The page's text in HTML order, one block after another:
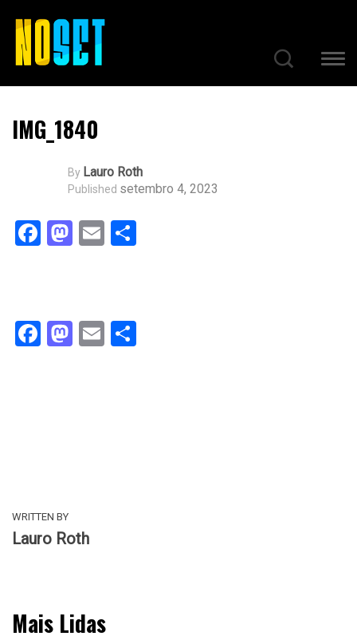
IMG_1840
By Lauro Roth
Published setembro 4, 2023
Facebook
Mastodon
Email
Facebook
Mastodon
Email
WRITTEN BY
Lauro Roth
Mais Lidas